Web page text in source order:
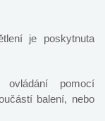
je poskytnuta
pomocí
balení, nebo